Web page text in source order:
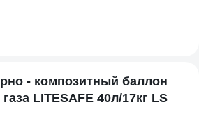
- композитный баллон
LITESAFE 40л/17кг LS